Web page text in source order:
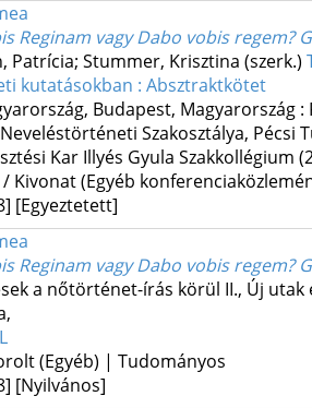
Reginam vagy Dabo vobis regem?
Patrícia; Stummer, Krisztina (szerk.)
kutatásokban : Absztraktkötet
Budapest, Magyarország :
Szakosztálya, Pécsi
Kar Illyés Gyula Szakkollégium
Kivonat (Egyéb
[Egyeztetett]
Reginam vagy Dabo vobis regem?
a nőtörténet-írás körül II., Új utak
,
(Egyéb) | Tudományos
[Nyilvános]